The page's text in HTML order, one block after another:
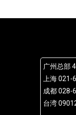
广州总部
上海
成都
台湾